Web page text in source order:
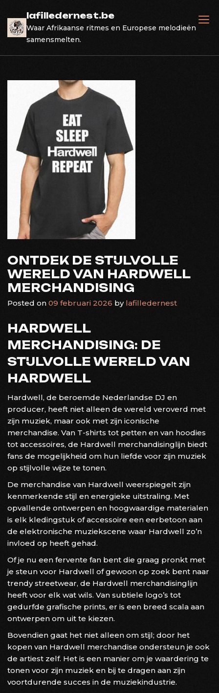
content
lafilledernest.be
Waar Afrikaanse ritmes en Europese melodieën
samensmelten.
ONTDEK DE STIJLVOLLE
WERELD VAN HARDWELL
MERCHANDISING
Posted on 09 februari 2026 by lafilledernest
HARDWELL
MERCHANDISING: DE
STIJLVOLLE WERELD VAN
HARDWELL
Hardwell, de beroemde Nederlandse DJ en
producer, heeft niet alleen de wereld veroverd met
zijn muziek, maar ook met zijn iconische
merchandise. Van T-shirts tot petten en van hoodies
tot accessoires, de Hardwell merchandisinglijn biedt
fans de mogelijkheid om hun liefde voor zijn muziek
op stijlvolle wijze te tonen.
De merchandise van Hardwell weerspiegelt zijn
kenmerkende stijl en energieke uitstraling. Met
opvallende ontwerpen en hoogwaardige materialen
is elk kledingstuk of accessoire een eerbetoon aan
de elektronische muziekscene waar Hardwell zo’n
invloed op heeft gehad.
Of je nu een fervente fan bent die graag pronkt met
je steun voor Hardwell of gewoon op zoek bent naar
trendy streetwear, de Hardwell merchandisinglijn
heeft voor elk wat wils. Van subtiele logo’s tot
gedurfde grafische prints, er is een breed scala aan
ontwerpen om uit te kiezen.
Bovendien gaat het niet alleen om stijl; door het
kopen van Hardwell merchandise ondersteun je ook
de artiest zelf. Het is een manier om je waardering te
tonen voor zijn muziek en bij te dragen aan zijn
voortdurende succes in de muziekindustrie.